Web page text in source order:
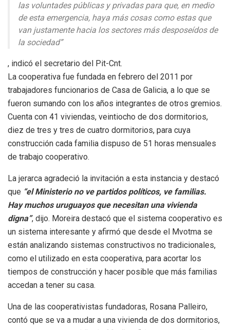
las voluntades públicas y privadas para que, en medio
de esta emergencia, haya más cosas como estas que
van justamente hacia los sectores más desposeídos de
la sociedad”
, indicó el secretario del Pit-Cnt.
La cooperativa fue fundada en febrero del 2011 por
trabajadores funcionarios de Casa de Galicia, a lo que se
fueron sumando con los años integrantes de otros gremios.
Cuenta con 41 viviendas, veintiocho de dos dormitorios,
diez de tres y tres de cuatro dormitorios, para cuya
construcción cada familia dispuso de 51 horas mensuales
de trabajo cooperativo.
La jerarca agradeció la invitación a esta instancia y destacó
que “el Ministerio no ve partidos políticos, ve familias.
Hay muchos uruguayos que necesitan una vivienda
digna”, dijo. Moreira destacó que el sistema cooperativo es
un sistema interesante y afirmó que desde el Mvotma se
están analizando sistemas constructivos no tradicionales,
como el utilizado en esta cooperativa, para acortar los
tiempos de construcción y hacer posible que más familias
accedan a tener su casa.
Una de las cooperativistas fundadoras, Rosana Palleiro,
contó que se va a mudar a una vivienda de dos dormitorios,